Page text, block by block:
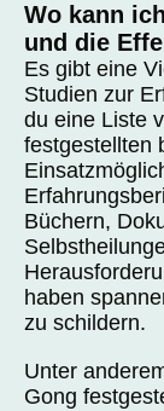
Wo kann
und die
Es gibt eine
Studien zur
du eine Liste
festgestellten
Büchern,
haben
zu schildern.
Unter
Gong